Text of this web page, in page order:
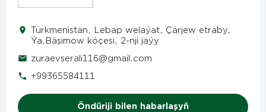
Türkmenistan, Lebap welaýat, Çärjew etraby,
Ýa.Bäşimow köçesi, 2-nji jaýy
zuraevserali116@gmail.com
+99365584111
Öndüriji bilen habarlaşyň